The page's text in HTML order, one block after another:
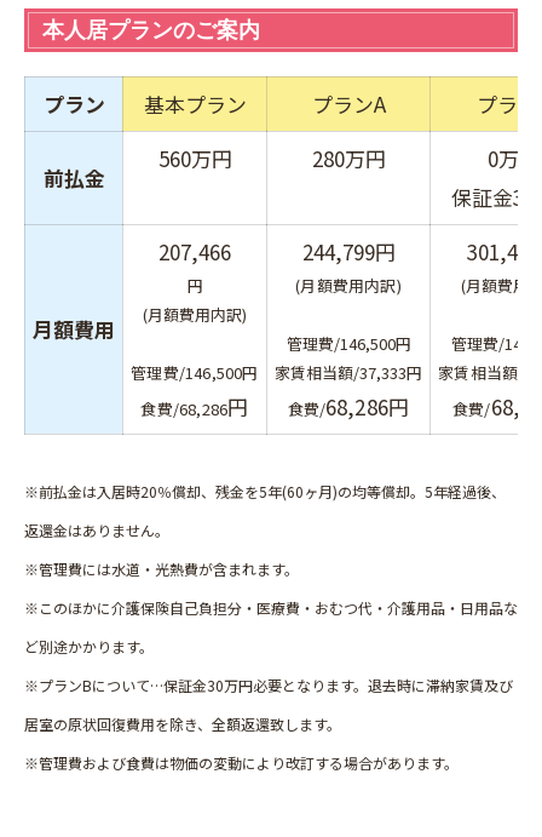
本人居プランのご案内
プラン 基本プラン プランA プラ
前払金
560万円 280万円
0万円
保証金30
月額費用
207,466
円
(月額費用内訳)
管理費/146,500円
食費/68,286円
244,799円
(月額費用内訳)
管理費/146,500円
家賃相当額/37,333円
食費/68,286円
(月額費用
管理費/
家賃相当額/
食費/
※前払金は入居時20％償却、残金を5年(60ヶ月)の均等償却。5年経過後、
返還金はありません。
※管理費には水道・光熱費が含まれます。
※このほかに介護保険自己負担分・医療費・おむつ代・介護用品・日用品な
ど別途かかります。
※プランBについて…保証金30万円必要となります。退去時に滞納家賃及び
居室の原状回復費用を除き、全額返還致します。
※管理費および食費は物価の変動により改訂する場合があります。